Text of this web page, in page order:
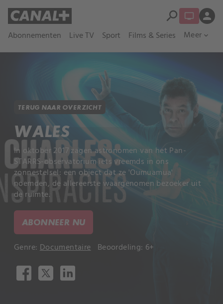
Abonnementen Live TV Sport Films & Series Meer expand_more
search person
TERUG NAAR OVERZICHT
WALES
In oktober 2017 zagen astronomen van het Pan-
STARRS-observatorium iets vreemds in ons
zonnestelsel: een object dat ze 'Oumuamua'
noemden, de allereerste waargenomen bezoeker uit
de ruimte.
ABONNEER NU
Genre: Documentaire Beoordeling: 6+